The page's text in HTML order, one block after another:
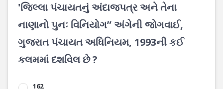
'જિલ્લા પંચાયતનું અંદાજપત્ર અને તેના
નાણાનો પુનઃ વિનિયોગ” અંગેની જોગવાઈ,
ગુજરાત પંચાયત અધિનિયમ, 1993ની કઈ
કલમમાં દશવિલ છે ?
162